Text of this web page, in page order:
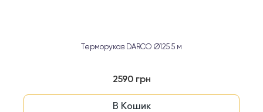
Терморукав DARCO Ø125 5 м
2590 грн
В Кошик